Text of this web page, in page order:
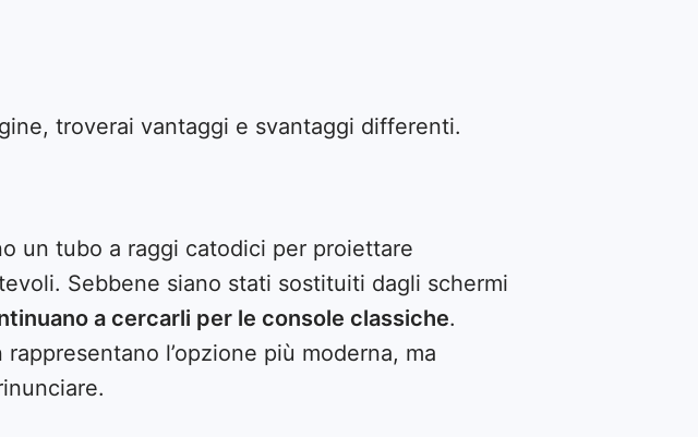
troverai vantaggi e svantaggi differenti.
un tubo a raggi catodici per proiettare
Sebbene siano stati sostituiti dagli schermi
a cercarli per le console classiche.
l’opzione più moderna, ma